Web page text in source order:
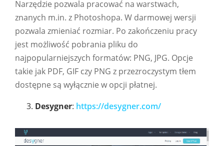
Narzędzie pozwala pracować na warstwach,
znanych m.in. z Photoshopa. W darmowej wersji
pozwala zmieniać rozmiar. Po zakończeniu pracy
jest możliwość pobrania pliku do
najpopularniejszych formatów: PNG, JPG. Opcje
takie jak PDF, GIF czy PNG z przezroczystym tłem
dostępne są wyłącznie w opcji płatnej.
Desygner: https://desygner.com/